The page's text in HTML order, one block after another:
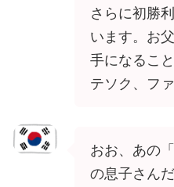
さらに初勝
います。お
手になるこ
テソク、フ
おお、あの
の息子さん